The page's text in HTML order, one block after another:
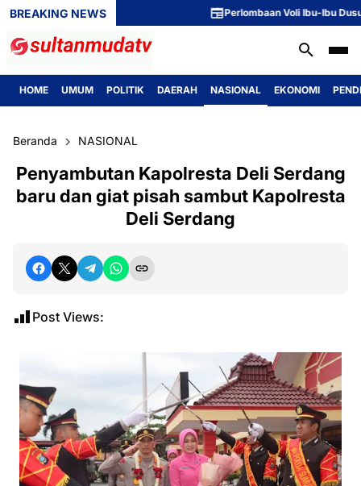
BREAKING NEWS Perlombaan Voli Ibu-Ibu Dusun 1
HOME UMUM POLITIK DAERAH NASIONAL EKONOMI
Beranda NASIONAL
Penyambutan Kapolresta Deli Serdang
baru dan giat pisah sambut Kapolresta
Deli Serdang
Post Views: